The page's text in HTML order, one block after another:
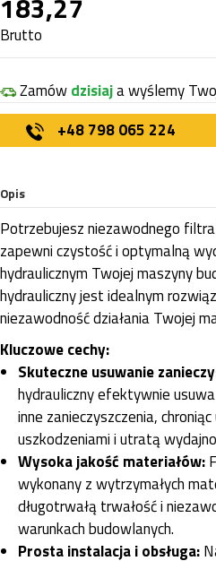
Brutto
Zamówdzisiaja wyślemy
+48 798 065 224
Opis
Potrzebujesz niezawodnego
zapewni czystość i optymalną
hydraulicznym Twojej maszyny
hydrauliczny jest idealnym
niezawodność działania Twojej
Kluczowe cechy:
Skuteczne usuwanie
hydrauliczny efektywnie
inne zanieczyszczenia,
uszkodzeniami i utratą
Wysoka jakość materiałów:
wykonany z wytrzymałych
długotrwałą trwałość i
warunkach budowlanych.
Prosta instalacja i obsługa: